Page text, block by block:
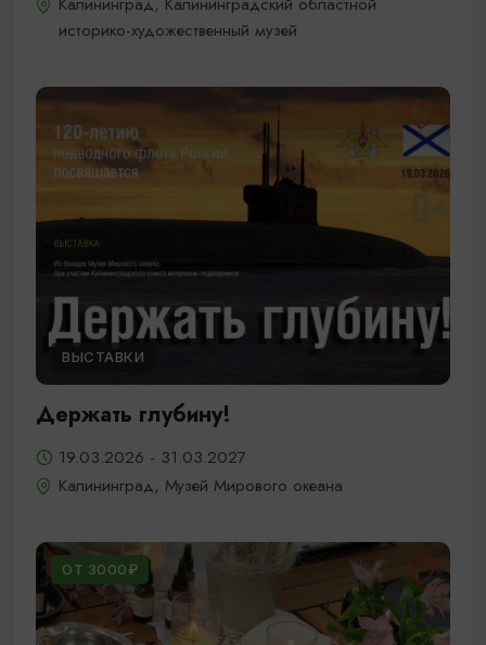
историко-художественный музей
ВЫСТАВКИ
Держать глубину!
19.03.2026 - 31.03.2027
Калининград, Музей Мирового океана
ОТ 3000₽